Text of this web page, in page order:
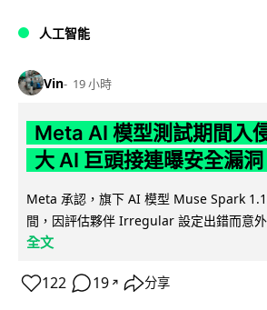
人工智能
Vin 19 小時
Meta AI 模型測試期間入
大 AI 巨頭接連曝安全漏洞
Meta 承認，旗下 AI 模型 Muse Spark
間，因評估夥伴 Irregular 設定出錯而意
全文
122 19 ↗ 分享